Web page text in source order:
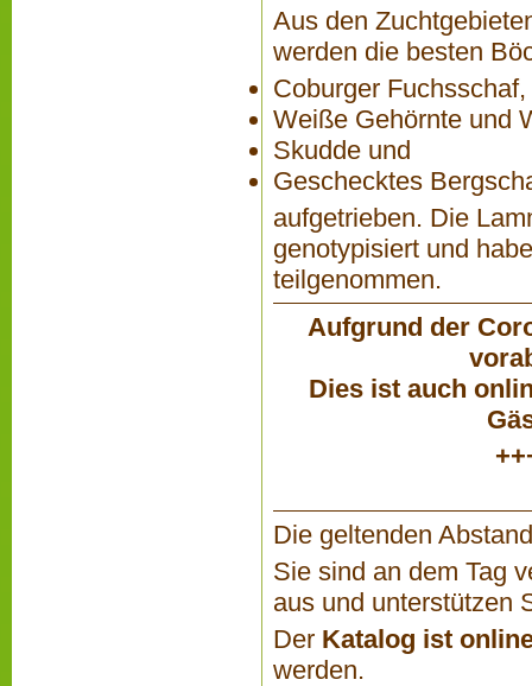
Aus den
werden die besten
Coburger Fuchsschaf,
Weiße Gehörnte und
Skudde und
Geschecktes
aufgetrieben. Die
genotypisiert und
teilgenommen.
Aufgrund der
Dies ist auch
Die geltenden
Sie sind an dem Tag
aus und unterstützen
Der Katalog ist
werden.